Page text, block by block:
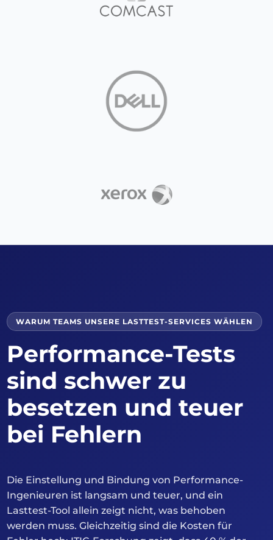
WARUM TEAMS UNSERE LASTTEST-SERVICES WÄHLEN
Performance-Tests
sind schwer zu
besetzen und teuer
bei Fehlern
Die Einstellung und Bindung von Performance-
Ingenieuren ist langsam und teuer, und ein
Lasttest-Tool allein zeigt nicht, was behoben
werden muss. Gleichzeitig sind die Kosten für